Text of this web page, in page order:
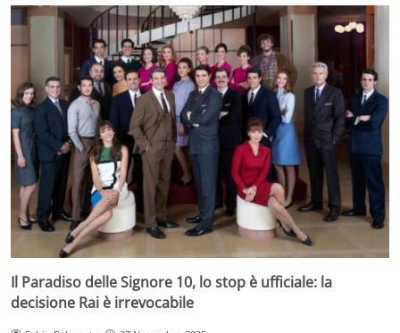
Il Paradiso delle Signore 10, lo stop è ufficiale: la
decisione Rai è irrevocabile